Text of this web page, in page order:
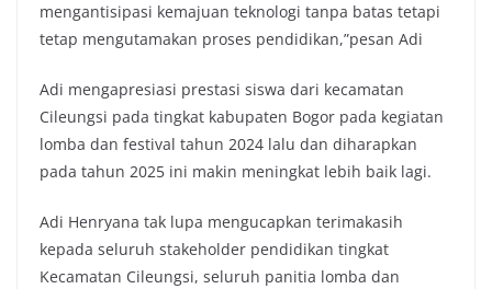
mengantisipasi kemajuan teknologi tanpa batas tetapi
tetap mengutamakan proses pendidikan,”pesan Adi
Adi mengapresiasi prestasi siswa dari kecamatan
Cileungsi pada tingkat kabupaten Bogor pada kegiatan
lomba dan festival tahun 2024 lalu dan diharapkan
pada tahun 2025 ini makin meningkat lebih baik lagi.
Adi Henryana tak lupa mengucapkan terimakasih
kepada seluruh stakeholder pendidikan tingkat
Kecamatan Cileungsi, seluruh panitia lomba dan